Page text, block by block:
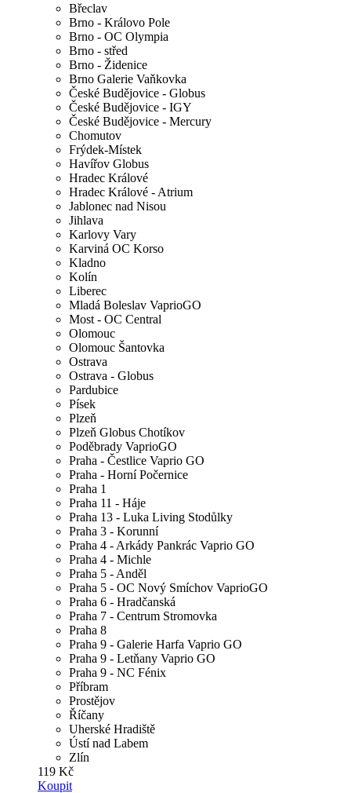
Břeclav
Brno - Královo Pole
Brno - OC Olympia
Brno - střed
Brno - Židenice
Brno Galerie Vaňkovka
České Budějovice - Globus
České Budějovice - IGY
České Budějovice - Mercury
Chomutov
Frýdek-Místek
Havířov Globus
Hradec Králové
Hradec Králové - Atrium
Jablonec nad Nisou
Jihlava
Karlovy Vary
Karviná OC Korso
Kladno
Kolín
Liberec
Mladá Boleslav VaprioGO
Most - OC Central
Olomouc
Olomouc Šantovka
Ostrava
Ostrava - Globus
Pardubice
Písek
Plzeň
Plzeň Globus Chotíkov
Poděbrady VaprioGO
Praha - Čestlice Vaprio GO
Praha - Horní Počernice
Praha 1
Praha 11 - Háje
Praha 13 - Luka Living Stodůlky
Praha 3 - Korunní
Praha 4 - Arkády Pankrác Vaprio GO
Praha 4 - Michle
Praha 5 - Anděl
Praha 5 - OC Nový Smíchov VaprioGO
Praha 6 - Hradčanská
Praha 7 - Centrum Stromovka
Praha 8
Praha 9 - Galerie Harfa Vaprio GO
Praha 9 - Letňany Vaprio GO
Praha 9 - NC Fénix
Příbram
Prostějov
Říčany
Uherské Hradiště
Ústí nad Labem
Zlín
119 Kč
Koupit